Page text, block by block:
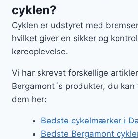
cyklen?
Cyklen er udstyret med
hvilket giver en sikker og
køreoplevelse.
Vi har skrevet forskellige
Bergamont´s produkter, du
dem her:
Bedste cykelmærker i
Bedste Bergamont